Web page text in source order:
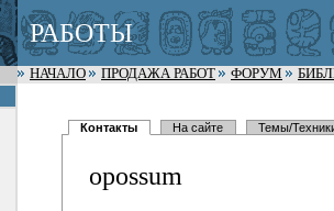
РАБОТЫ
НАЧАЛО ПРОДАЖА РАБОТ ФОРУМ
Контакты На сайте Темы/
opossum